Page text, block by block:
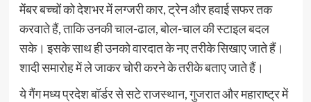
मेंबर बच्चों को देशभर में लग्जरी कार, ट्रेन और हवाई सफर तक
करवाते हैं, ताकि उनकी चाल-ढाल, बोल-चाल की स्टाइल बदल
सके। इसके साथ ही उनको वारदात के नए तरीके सिखाए जाते हैं।
शादी समारोह में ले जाकर चोरी करने के तरीके बताए जाते हैं।
ये गैंग मध्य प्रदेश बॉर्डर से सटे राजस्थान, गुजरात और महाराष्ट्र में